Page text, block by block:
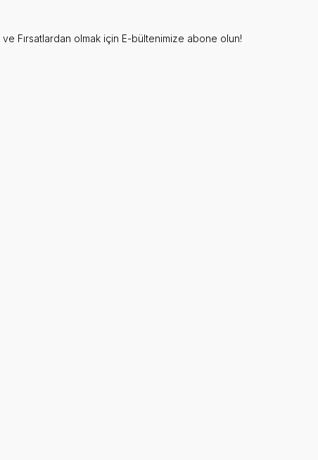
Fırsatlardan olmak için E-bültenimize abone olun!